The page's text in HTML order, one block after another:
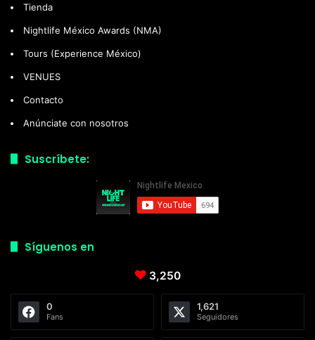
Tienda
Nightlife México Awards (NMA)
Tours (Experience México)
VENUES
Contacto
Anúnciate con nosotros
Suscríbete:
Síguenos en
3,250
0
Fans
1,621
Seguidores